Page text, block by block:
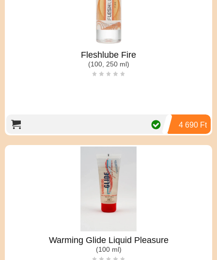
Fleshlube Fire
(100, 250 ml)
4 690 Ft
Warming Glide Liquid Pleasure
(100 ml)